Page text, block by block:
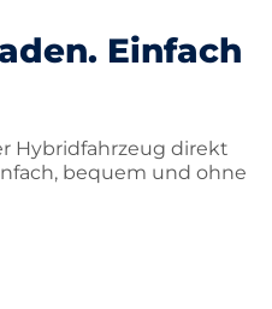
Einfach
Hybridfahrzeug direkt
bequem und ohne